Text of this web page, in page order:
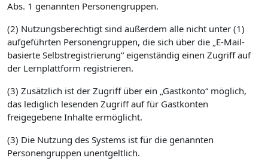
Abs. 1 genannten Personengruppen.
(2) Nutzungsberechtigt sind außerdem alle nicht unter (1)
aufgeführten Personengruppen, die sich über die „E-Mail-
basierte Selbstregistrierung“ eigenständig einen Zugriff auf
der Lernplattform registrieren.
(3) Zusätzlich ist der Zugriff über ein „Gastkonto“ möglich,
das lediglich lesenden Zugriff auf für Gastkonten
freigegebene Inhalte ermöglicht.
(3) Die Nutzung des Systems ist für die genannten
Personengruppen unentgeltlich.